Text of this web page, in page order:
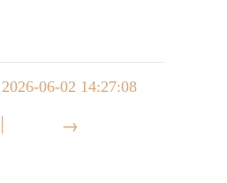
2026-06-02 14:27:08